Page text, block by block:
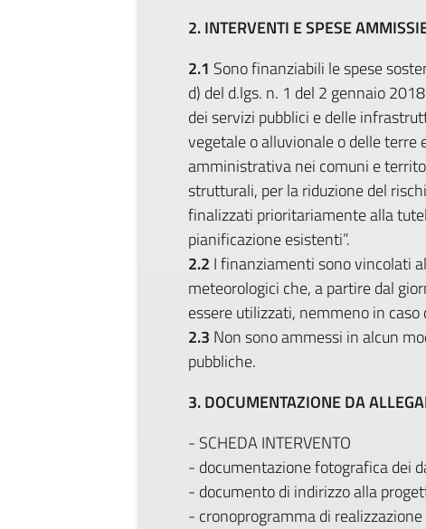
2. INTERVENTI E SPESE
2.1 Sono finanziabili le spese
d) del d.lgs. n. 1 del 2 gennaio
dei servizi pubblici e delle
vegetale o alluvionale o delle
amministrativa nei comuni e
strutturali, per la riduzione del
finalizzati prioritariamente alla
pianificazione esistenti”.
2.2 I finanziamenti sono vincolati
meteorologici che, a partire dal
essere utilizzati, nemmeno in
2.3 Non sono ammessi in alcun
pubbliche.
3. DOCUMENTAZIONE DA
- SCHEDA INTERVENTO
- documentazione fotografica dei
- documento di indirizzo alla
- cronoprogramma di